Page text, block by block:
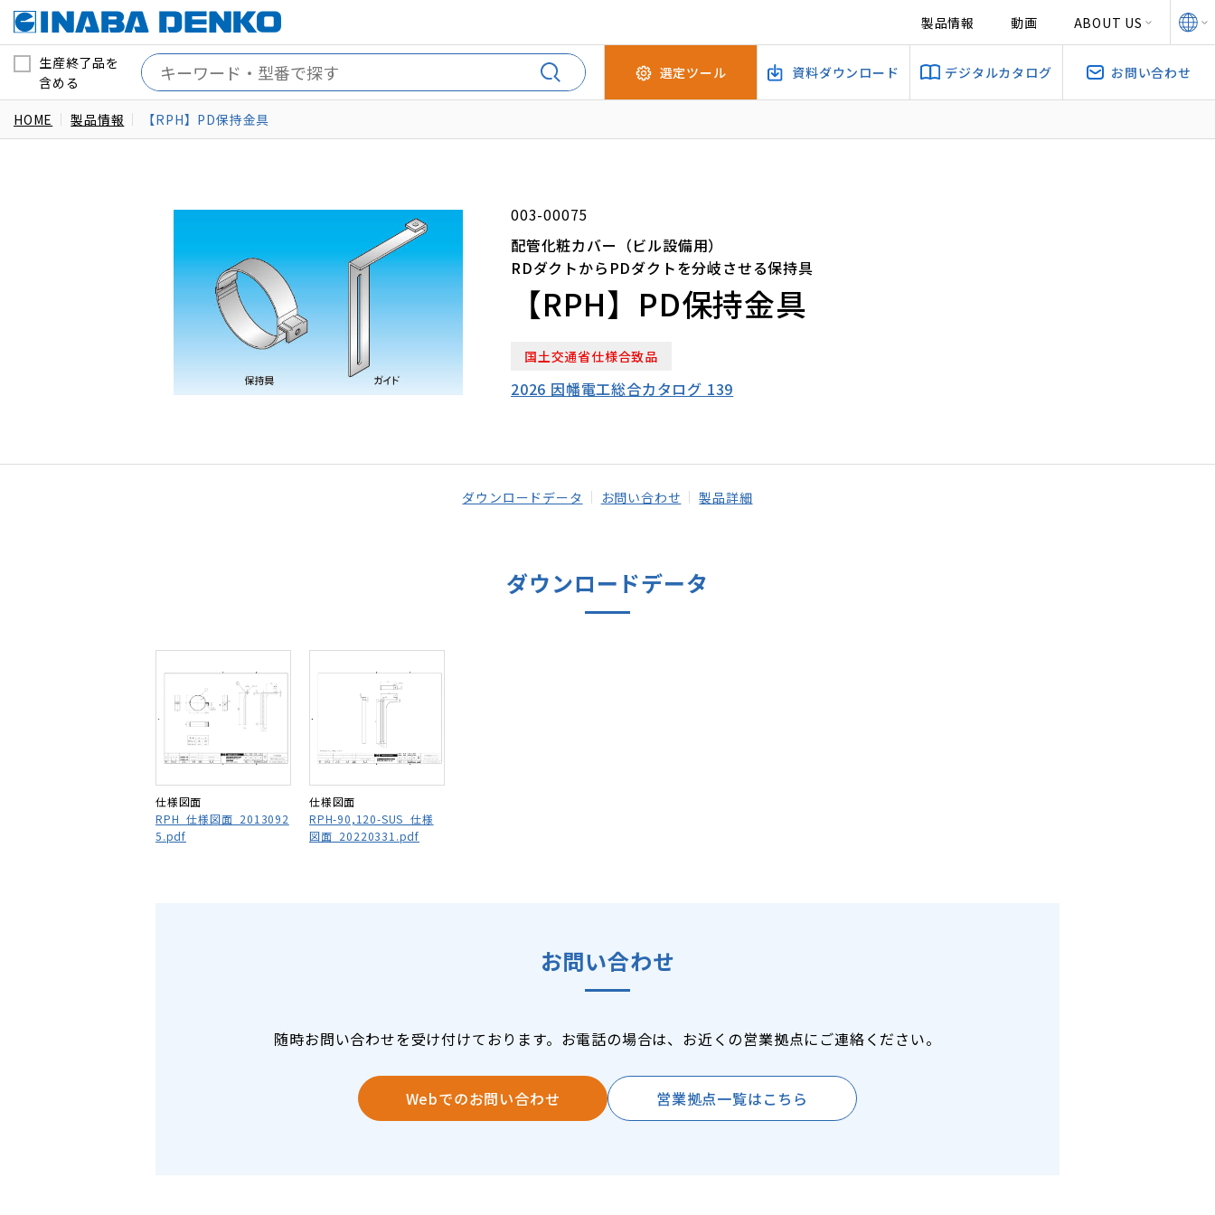
製品情報 動画 ABOUT US
生産終了品を
含める
選定ツール 資料ダウンロード デジタルカタログ お問い合わせ
HOME 製品情報 【RPH】PD保持金具
003-00075
配管化粧カバー（ビル設備用）
RDダクトからPDダクトを分岐させる保持具
【RPH】PD保持金具
国土交通省仕様合致品
2026 因幡電工総合カタログ 139
ダウンロードデータ お問い合わせ 製品詳細
ダウンロードデータ
仕様図面
RPH_仕様図面_2013092
5.pdf
仕様図面
RPH-90,120-SUS_仕様
図面_20220331.pdf
お問い合わせ
随時お問い合わせを受け付けております。お電話の場合は、お近くの営業拠点にご連絡ください。
Webでのお問い合わせ 営業拠点一覧はこちら